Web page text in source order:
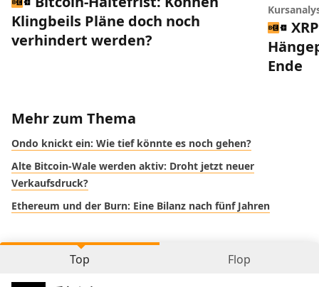
Klingbeils Pläne doch noch
verhindert werden?
Ende
Mehr zum Thema
Ondo knickt ein: Wie tief könnte es noch gehen?
Alte Bitcoin-Wale werden aktiv: Droht jetzt neuer
Verkaufsdruck?
Ethereum und der Burn: Eine Bilanz nach fünf Jahren
Top Flop